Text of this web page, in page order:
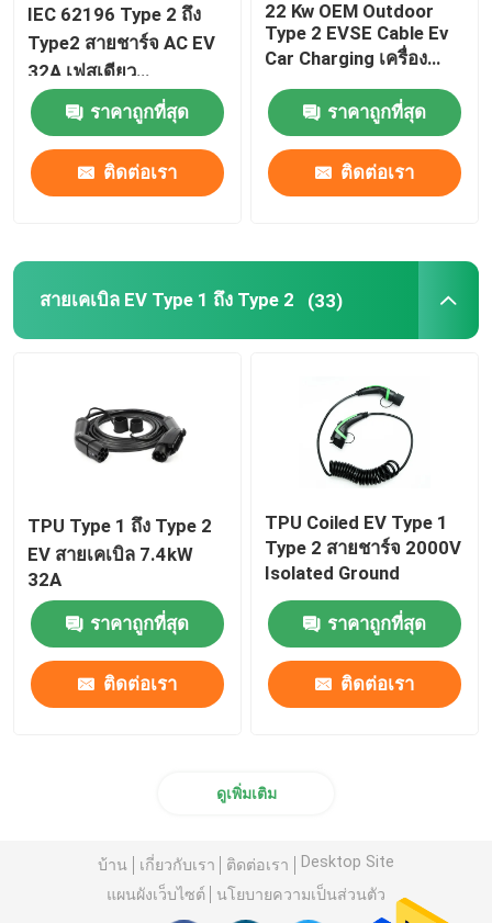
IEC 62196 Type 2 ถึง
Type2 สายชาร์จ AC EV
32A เฟสเดียว
MENNEKES 5M
ราคาถูกที่สุด
ติดต่อเรา
22 Kw OEM Outdoor
Type 2 EVSE Cable Ev
Car Charging เครื่อง
ชาร์จไฟฟ้า EV
ราคาถูกที่สุด
ติดต่อเรา
สายเคเบิล EV Type 1 ถึง Type 2 (33)
TPU Type 1 ถึง Type 2
EV สายเคเบิล 7.4kW
32A
ราคาถูกที่สุด
ติดต่อเรา
TPU Coiled EV Type 1
Type 2 สายชาร์จ 2000V
Isolated Ground
ราคาถูกที่สุด
ติดต่อเรา
ดูเพิ่มเติม
บ้าน เกี่ยวกับเรา ติดต่อเรา
Desktop Site
แผนผังเว็บไซต์
นโยบายความเป็นส่วนตัว